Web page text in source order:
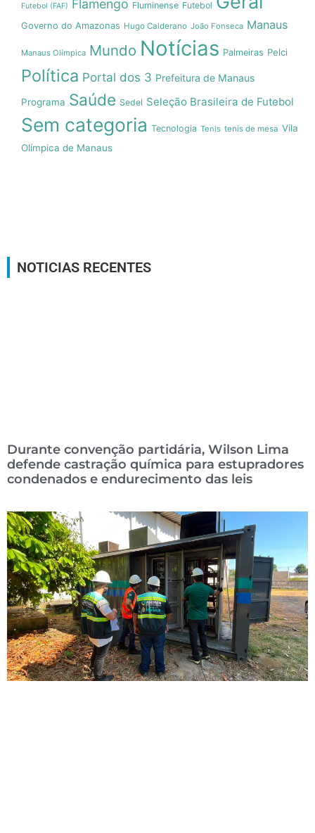
Futebol (FAF) Flamengo Fluminense Futebol
Governo do Amazonas Hugo Calderano João Fonseca Manaus
Manaus Olímpica Mundo Notícias Palmeiras Pelci
Política Portal dos 3 Prefeitura de Manaus
Programa Saúde Sedel Seleção Brasileira de Futebol
Sem categoria Tecnologia Tenis tenis de mesa Vila
Olímpica de Manaus
NOTICIAS RECENTES
Durante convenção partidária, Wilson Lima
defende castração química para estupradores
condenados e endurecimento das leis